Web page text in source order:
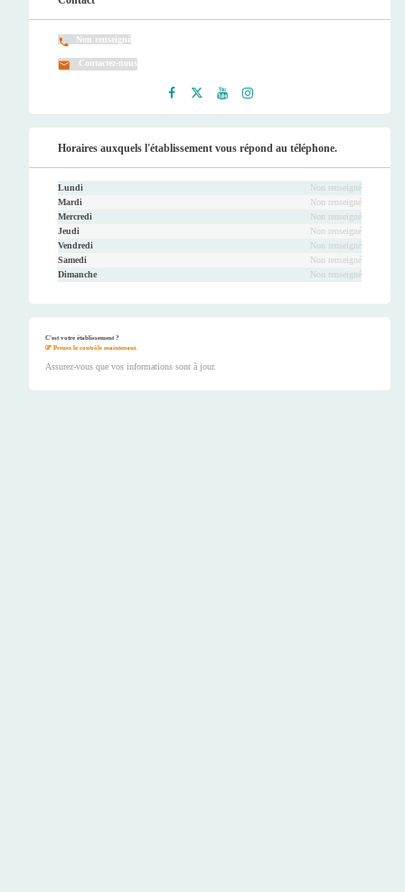
Non renseigné
Contactez-nous
ook
er
be
ram
Horaires auxquels l'établissement vous répond au téléphone.
Lundi
Non renseigné
Mardi
Non renseigné
Mercredi
Non renseigné
Jeudi
Non renseigné
Vendredi
Non renseigné
Samedi
Non renseigné
Dimanche
Non renseigné
C'est votre établissement ?
Prenez le contrôle maintenant.
Assurez-vous que vos informations sont à jour.